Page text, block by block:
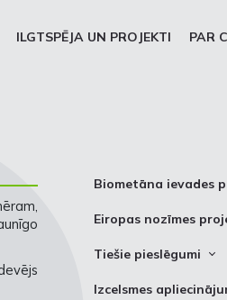
ILGTSPĒJA UN PROJEKTI PAR
Biometāna ievades
Biometāna ievades
kārtība
Eiropas nozīmes
Latvijas un Lietuvas
uzlabošana
Inčukalna PGK
Tiešie pieslēgumi
Tiešie pieslēgumi
Izcelsmes